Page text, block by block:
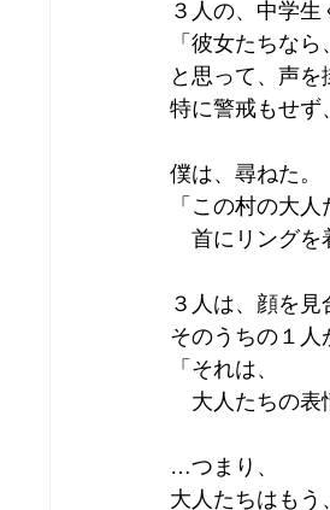
３人の、中学生
「彼女たちな
と思って、声を
特に警戒もせず
僕は、尋ねた。
「この村の大人
首にリングを
３人は、顔を見
そのうちの１人
「それは、
大人たちの表
…つまり、
大人たちはもう